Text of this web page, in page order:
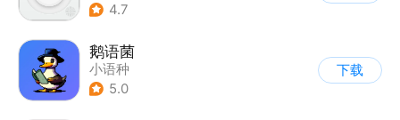
4.7
鹅语菌
小语种
5.0
下载